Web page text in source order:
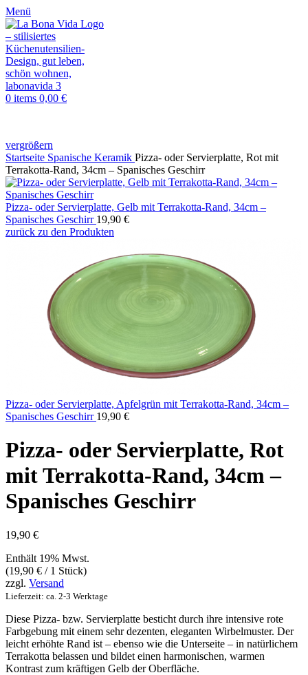
Menü
0 items 0,00 €
vergrößern
Startseite Spanische Keramik Pizza- oder Servierplatte, Rot mit
Terrakotta-Rand, 34cm – Spanisches Geschirr
Pizza- oder Servierplatte, Gelb mit Terrakotta-Rand, 34cm –
Spanisches Geschirr 19,90 €
zurück zu den Produkten
Pizza- oder Servierplatte, Apfelgrün mit Terrakotta-Rand, 34cm –
Spanisches Geschirr 19,90 €
Pizza- oder Servierplatte, Rot
mit Terrakotta-Rand, 34cm –
Spanisches Geschirr
19,90 €
Enthält 19% Mwst.
(19,90 € / 1 Stück)
zzgl. Versand
Lieferzeit: ca. 2-3 Werktage
Diese Pizza- bzw. Servierplatte besticht durch ihre intensive rote
Farbgebung mit einem sehr dezenten, eleganten Wirbelmuster. Der
leicht erhöhte Rand ist – ebenso wie die Unterseite – in natürlichem
Terrakotta belassen und bildet einen harmonischen, warmen
Kontrast zum kräftigen Gelb der Oberfläche.